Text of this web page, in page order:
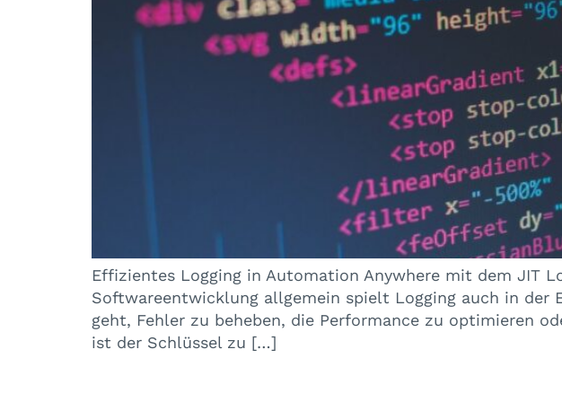
Effizientes Logging in Automation Anywhere mit dem JIT
Softwareentwicklung allgemein spielt Logging auch in der
geht, Fehler zu beheben, die Performance zu optimieren
ist der Schlüssel zu […]